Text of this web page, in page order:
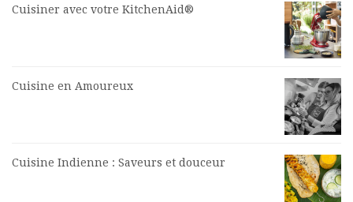
Cuisiner avec votre KitchenAid®
Cuisine en Amoureux
Cuisine Indienne : Saveurs et douceur